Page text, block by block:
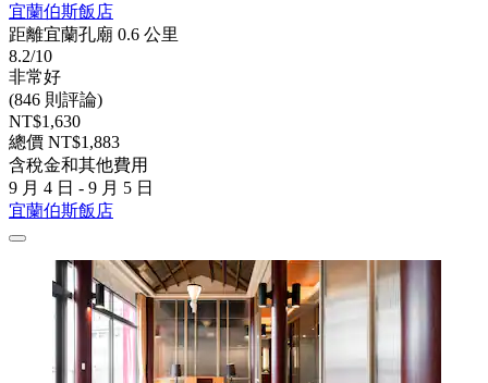
宜蘭伯斯飯店
距離宜蘭孔廟 0.6 公里
8.2/10
非常好
(846 則評論)
NT$1,630
總價 NT$1,883
含稅金和其他費用
9 月 4 日 - 9 月 5 日
宜蘭伯斯飯店